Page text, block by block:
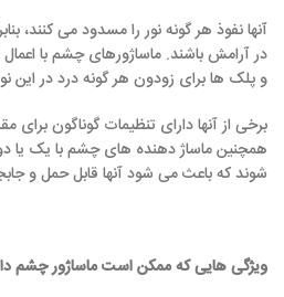
آنها نفوذ هر گونه نور را مسدود می کنند،
در آرامش باشند. ماساژورهای چشم با
و پلک ها برای زودون هر گونه درد در این
برخی از آنها دارای تنظیمات گوناگون
همچنین ماساژ دهنده های چشم با یک یا
شوند که باعث می شود آنها قابل حمل و
ویژگی هایی که ممکن است ماساژور چشم